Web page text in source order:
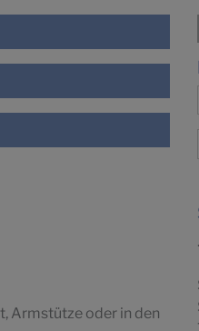
Armstütze oder in den